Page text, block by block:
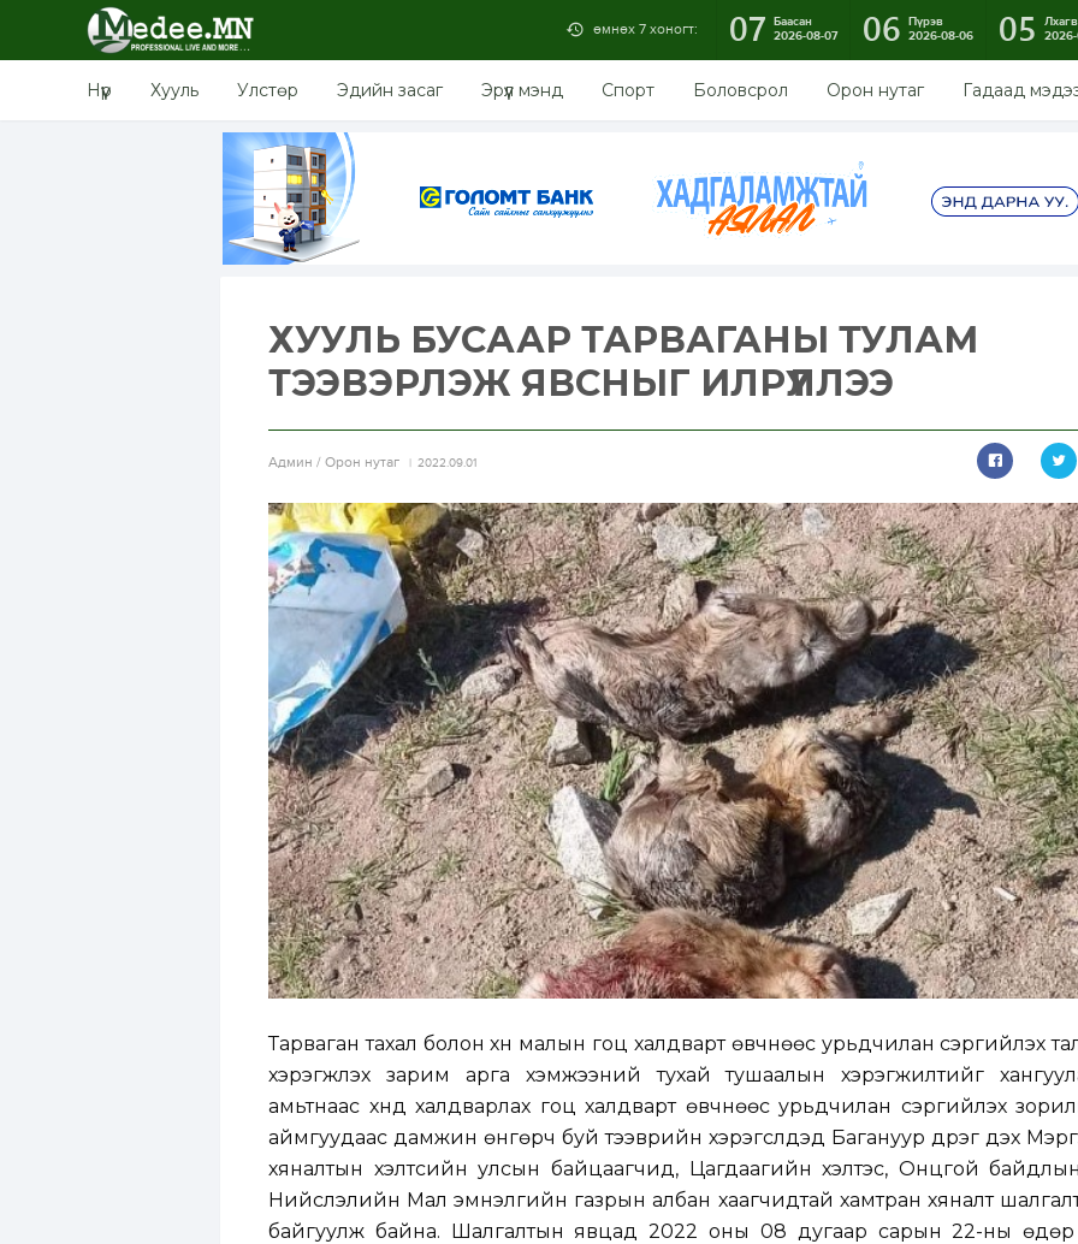
өмнөх 7 хоногт: 07 Баасан
2026-08-07
06 Пүрэв
2026-08-06
05
Нүүр Хууль Улстөр Эдийн засаг Эрүүл мэнд Спорт Боловсрол Орон нутаг Гадаад
ХУУЛЬ БУСААР ТАРВАГАНЫ ТУЛАМ
ТЭЭВЭРЛЭЖ ЯВСНЫГ ИЛРҮҮЛЛЭЭ
Aдмин / Орон нутаг 2022.09.01
Тарваган тахал болон хүн малын гоц халдварт өвчнөөс урьдчилан сэргийлэх
хэрэгжүүлэх зарим арга хэмжээний тухай тушаалын хэрэгжилтийг
амьтнаас хүнд халдварлах гоц халдварт өвчнөөс урьдчилан сэргийлэх
аймгуудаас дамжин өнгөрч буй тээврийн хэрэгслүүдэд Багануур дүүрэг дэх
хяналтын хэлтсийн улсын байцаагчид, Цагдаагийн хэлтэс, Онцгой байдлын
Нийслэлийн Мал эмнэлгийн газрын албан хаагчидтай хамтран хяналт
байгуулж байна. Шалгалтын явцад 2022 оны 08 дугаар сарын 22-ны өдөр